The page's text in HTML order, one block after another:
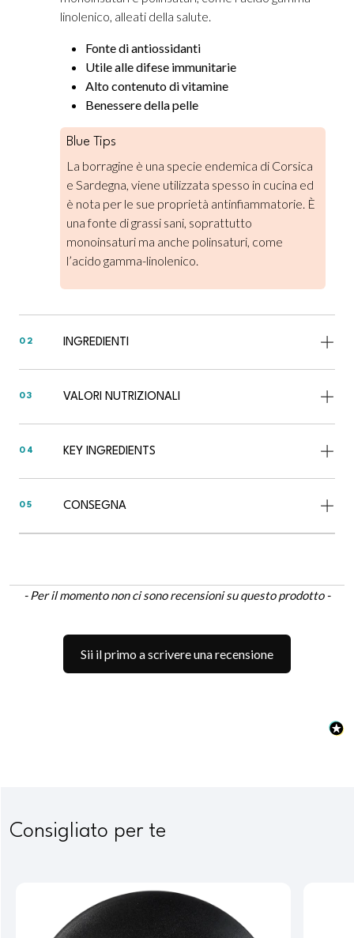
linolenico, alleati della salute.
Fonte di antiossidanti
Utile alle difese immunitarie
Alto contenuto di vitamine
Benessere della pelle
Blue Tips
La borragine è una specie endemica di Corsica
e Sardegna, viene utilizzata spesso in cucina ed
è nota per le sue proprietà antinfiammatorie. È
una fonte di grassi sani, soprattutto
monoinsaturi ma anche polinsaturi, come
l’acido gamma-linolenico.
02 INGREDIENTI
03 VALORI NUTRIZIONALI
04 KEY INGREDIENTS
05 CONSEGNA
- Per il momento non ci sono recensioni su questo prodotto -
Sii il primo a scrivere una recensione
New content loaded
Consigliato per te